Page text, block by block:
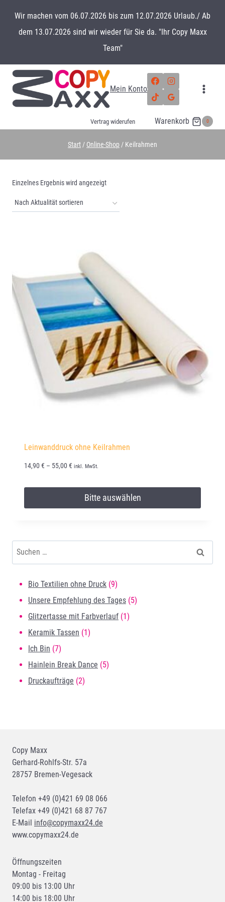
Wir machen vom 06.07.2026 bis zum 12.07.2026 Urlaub./ Ab
dem 13.07.2026 sind wir wieder für Sie da. "Ihr Copy Maxx
Team"
Mein Konto
Vertrag widerufen Warenkorb 0
Start / Online-Shop / Keilrahmen
Einzelnes Ergebnis wird angezeigt
Leinwanddruck ohne Keilrahmen
14,90 € – 55,00 € Preisspanne:
inkl. MwSt.
Bitte auswählen
weist
mehrere
Varianten
auf.
Die
Optionen
können
auf
der
Suchen
nach:
Bio Textilien ohne Druck 99
Produkte
Unsere Empfehlung des Tages 55
Glitzertasse mit Farbverlauf 11
Keramik Tassen 11
Ich Bin 77
Produkte
Hainlein Break Dance 55
Druckaufträge 22
Copy Maxx
Gerhard-Rohlfs-Str. 57a
28757 Bremen-Vegesack
Telefon +49 (0)421 69 08 066
Telefax +49 (0)421 68 87 767
E-Mail info@copymaxx24.de
www.copymaxx24.de
Öffnungszeiten
Montag - Freitag
09:00 bis 13:00 Uhr
14:00 bis 18:00 Uhr